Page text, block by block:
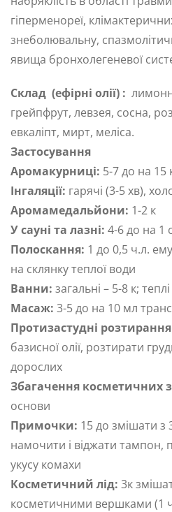
гіперменореї,
знеболювальну,
явища бронхолегеневої
Склад (ефірні олії) :
грейпфрут, левзея, сосна,
евкаліпт, мирт, меліса.
Застосування
Аромакурниці: 5-7 до на 15
Інгаляції: гарячі (3-5 хв),
Аромамедальйони: 1-2 к
У сауні та лазні: 4-6 до на 1
Полоскання: 1 до 0,5 ч.л.
на склянку теплої води
Ванни: загальні – 5-8 к;
Масаж: 3-5 до на 10 мл
Протизастудні
базисної олії, розтирати
дорослих
Збагачення косметичних
основи
Примочки: 15 до змішати з
намочити і віджати тампон,
укусу комахи
Косметичний лід: 3к
косметичними вершками (1